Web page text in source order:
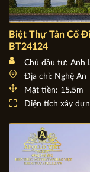
Biệt Thự Tân Cổ
BT24124
Chủ đầu tư: Anh
Địa chỉ: Nghệ An
Mặt tiền: 15.5m
Diện tích xây